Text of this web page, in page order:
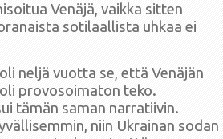
Venäjä, vaikka sitten
sotilaallista uhkaa ei
neljä vuotta se, että Venäjän
provosoimaton teko.
tämän saman narratiivin.
niin Ukrainan sodan